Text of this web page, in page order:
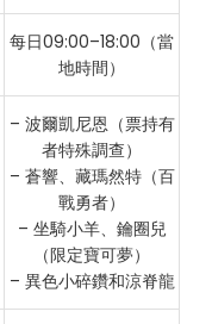
每日09:00–18:00（當
地時間）
– 波爾凱尼恩（票持有
者特殊調查）
– 蒼響、藏瑪然特（百
戰勇者）
– 坐騎小羊、鑰圈兒
（限定寶可夢）
– 異色小碎鑽和涼脊龍